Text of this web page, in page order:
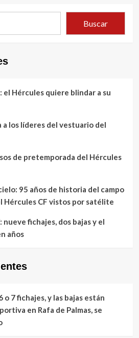
Buscar
el Hércules quiere blindar a su
a los líderes del vestuario del
de pretemporada del Hércules
95 años de historia del campo
Hércules CF vistos por satélite
fichajes, dos bajas y el
años
o 7 fichajes, y las bajas están
en Rafa de Palmas, se